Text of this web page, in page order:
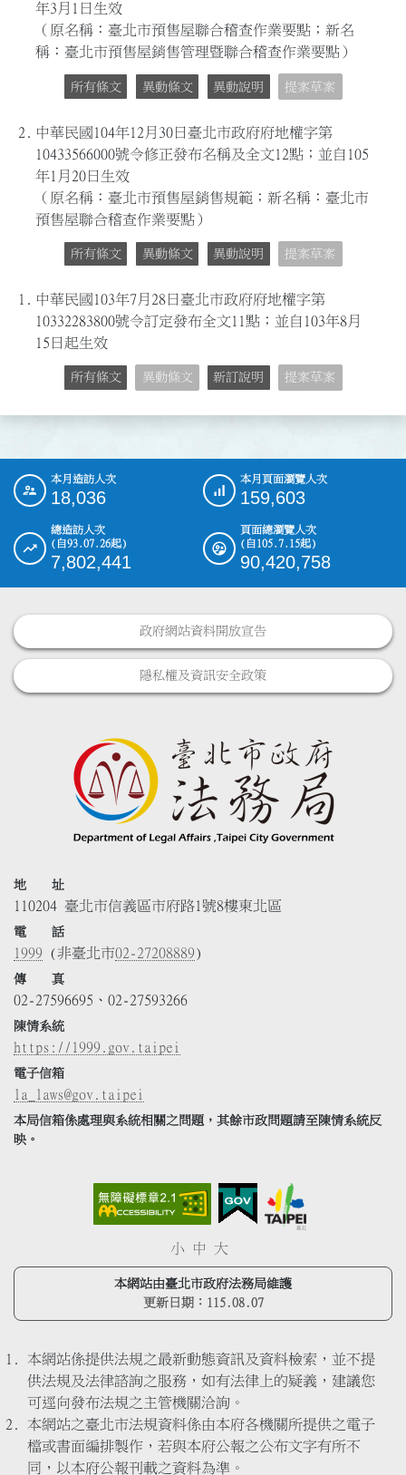
年3月1日生效
（原名稱：臺北市預售屋聯合稽查作業要點；新名
稱：臺北市預售屋銷售管理暨聯合稽查作業要點）
所有條文 異動條文 異動說明 提案草案
2.
中華民國104年12月30日臺北市政府府地權字第
10433566000號令修正發布名稱及全文12點；並自105
年1月20日生效
（原名稱：臺北市預售屋銷售規範；新名稱：臺北市
預售屋聯合稽查作業要點）
所有條文 異動條文 異動說明 提案草案
1. 中華民國103年7月28日臺北市政府府地權字第
10332283800號令訂定發布全文11點；並自103年8月
15日起生效
所有條文 異動條文 新訂說明 提案草案
::: 本月造訪人次
18,036
本月頁面瀏覽人次
159,603
總造訪人次
(自93.07.26起)
7,802,441
頁面總瀏覽人次
(自105.7.15起)
90,420,758
政府網站資料開放宣告
隱私權及資訊安全政策
地 址
110204 臺北市信義區市府路1號8樓東北區
電 話
1999 (非臺北市02-27208889)
傳 真
02-27596695、02-27593266
陳情系統
https://1999.gov.taipei
電子信箱
la_laws@gov.taipei
本局信箱係處理與系統相關之問題，其餘市政問題請至陳情系統反
映。
小 中 大
本網站由臺北市政府法務局維護
更新日期： 115.08.07
本網站係提供法規之最新動態資訊及資料檢索，並不提
供法規及法律諮詢之服務，如有法律上的疑義，建議您
可逕向發布法規之主管機關洽詢。
本網站之臺北市法規資料係由本府各機關所提供之電子
檔或書面編排製作，若與本府公報之公布文字有所不
同，以本府公報刊載之資料為準。